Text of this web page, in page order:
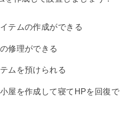
テムの作成ができる
修理ができる
ムを預けられる
屋を作成して寝てHPを回復で